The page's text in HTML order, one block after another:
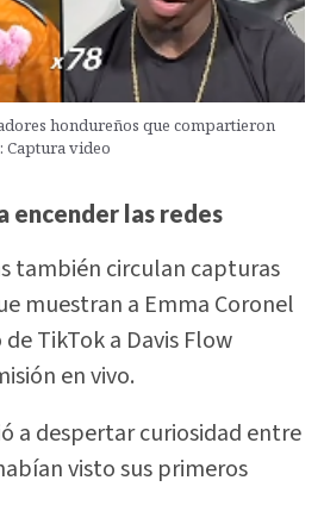
hondureños que compartieron
Captura video
encender las redes
también circulan capturas
muestran a Emma Coronel
TikTok a Davis Flow
en vivo.
a despertar curiosidad entre
visto sus primeros